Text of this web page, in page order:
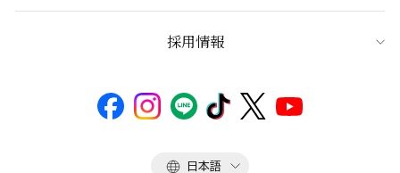
採用情報
言 日本語